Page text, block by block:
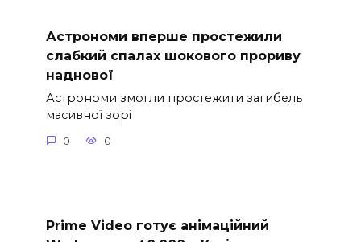
Астрономи вперше простежили
слабкий спалах шокового прориву
наднової
Астрономи змогли простежити загибель
масивної зорі
0 0
Prime Video готує анімаційний